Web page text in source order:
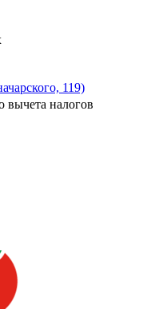
119)
вычета налогов